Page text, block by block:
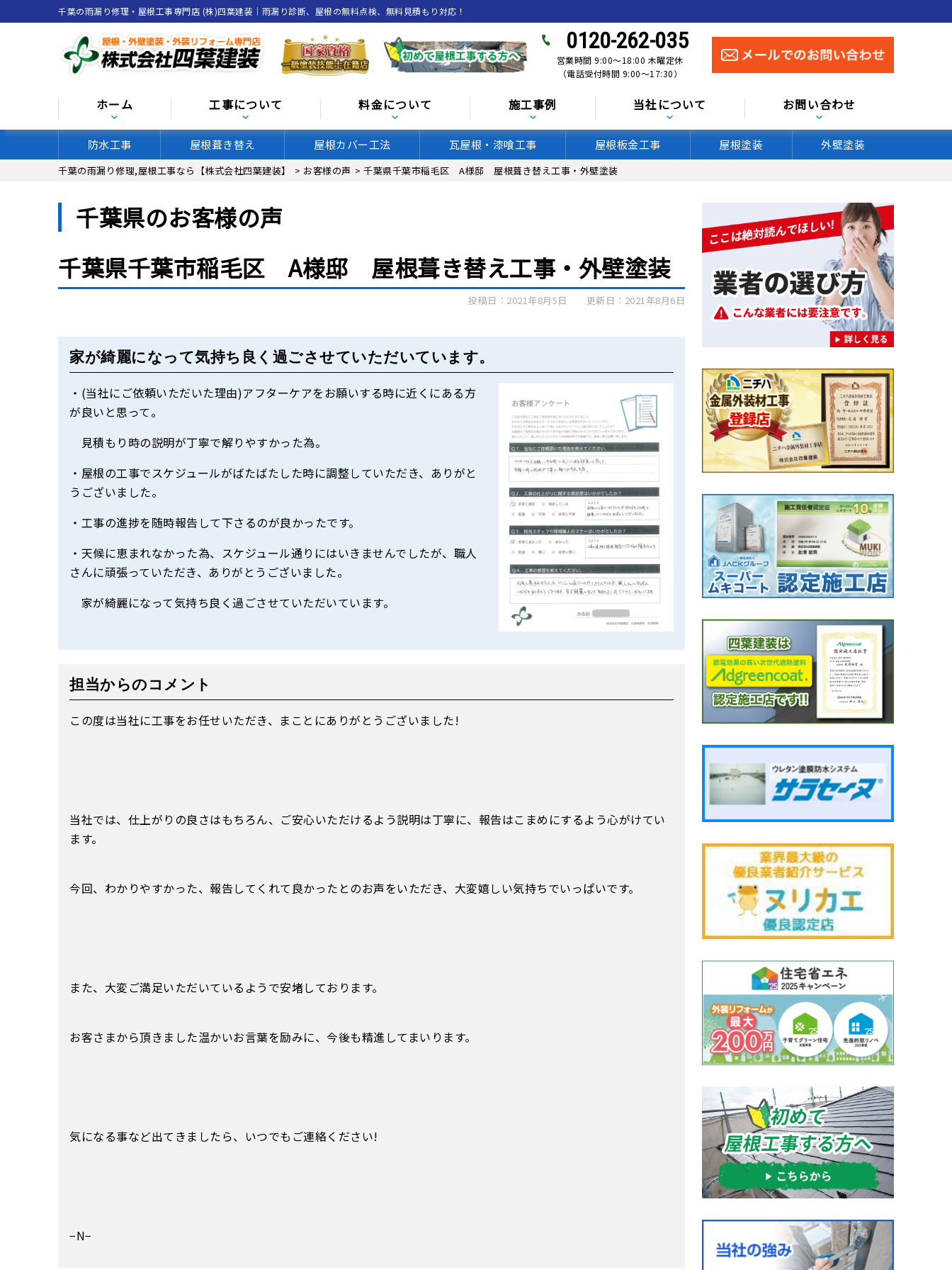
千葉の雨漏り修理・屋根工事専門店 (株)四葉建装｜雨漏り診断、屋根の無料点検、無料見積もり対応！
0120-262-035
営業時間 9:00〜18:00 木曜定休
（電話受付時間 9:00〜17:30）
ホーム 工事について 料金について 施工事例 当社について お問い合わせ
防水工事 屋根葺き替え 屋根カバー工法 瓦屋根・漆喰工事 屋根板金工事 屋根塗装 外壁塗装
千葉の雨漏り修理,屋根工事なら【株式会社四葉建装】 > お客様の声 > 千葉県千葉市稲毛区 A様邸 屋根葺き替え工事・外壁塗装
千葉県のお客様の声
千葉県千葉市稲毛区 A様邸 屋根葺き替え工事・外壁塗装
投稿日：2021年8月5日 更新日：2021年8月6日
After
家が綺麗になって気持ち良く過ごさせていただいています。
・(当社にご依頼いただいた理由)アフターケアをお願いする時に近くにある方
が良いと思って。
見積もり時の説明が丁寧で解りやすかった為。
・屋根の工事でスケジュールがばたばたした時に調整していただき、ありがと
うございました。
・工事の進捗を随時報告して下さるのが良かったです。
・天候に恵まれなかった為、スケジュール通りにはいきませんでしたが、職人
さんに頑張っていただき、ありがとうございました。
家が綺麗になって気持ち良く過ごさせていただいています。
担当からのコメント
この度は当社に工事をお任せいただき、まことにありがとうございました!
当社では、仕上がりの良さはもちろん、ご安心いただけるよう説明は丁寧に、報告はこまめにするよう心がけてい
ます。
今回、わかりやすかった、報告してくれて良かったとのお声をいただき、大変嬉しい気持ちでいっぱいです。
また、大変ご満足いただいているようで安堵しております。
お客さまから頂きました温かいお言葉を励みに、今後も精進してまいります。
気になる事など出てきましたら、いつでもご連絡ください!
−N−